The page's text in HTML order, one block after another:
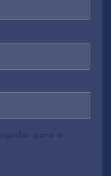
para a